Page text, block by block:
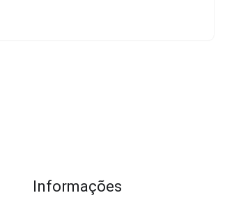
Informações